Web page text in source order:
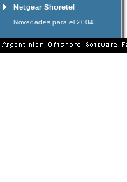
Netgear Shoretel
Novedades para el 2004....